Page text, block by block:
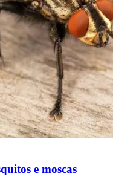
e moscas